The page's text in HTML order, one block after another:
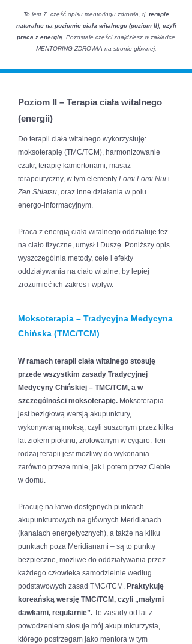
To jest 7. część opisu mentoringu zdrowia, tj. terapie
naturalne na poziomie ciała witalnego (poziom II), czyli
praca z energią
Pozostałe części znajdziesz w zakładce
MENTORING ZDROWIA na stronie głównej.
Poziom II – Terapia ciała witalnego
(energii)
Do terapii ciała witalnego wykorzystuję:
moksoterapię (TMC/TCM), harmonizowanie
czakr, terapię kamertonami, masaż
terapeutyczny, w tym elementy Lomi Lomi Nui i
Zen Shiatsu, oraz inne działania w polu
energo-informacyjnym.
Praca z energią ciała witalnego oddziałuje też
na ciało fizyczne, umysł i Duszę. Poniższy opis
wyszczególnia metody, cele i efekty
oddziaływania na ciało witalne, by lepiej
zrozumieć ich zakres i wpływ.
Moksoterapia – Tradycyjna Medycyna
Chińska (TMC/TCM)
W ramach terapii ciała witalnego stosuję
przede wszystkim zasady Tradycyjnej
Medycyny Chińskiej – TMC/TCM, a w
szczególności moksoterapię. Moksoterapia
jest bezigłową wersją akupunktury,
wykonywaną moksą, czyli suszonym przez kilka
lat ziołem piołunu, zrolowanym w cygaro. Ten
rodzaj terapii jest możliwy do wykonania
zarówno przeze mnie, jak i potem przez Ciebie
w domu.
Pracuję na łatwo dostępnych punktach
akupunkturowych na głównych Meridianach
(kanałach energetycznych), a także na kilku
punktach poza Meridianami – są to punkty
bezpieczne, możliwe do oddziaływania przez
każdego człowieka samodzielnie według
podstawowych zasad TMC/TCM. Praktykuję
koreańską wersję TMC/TCM, czyli „małymi
dawkami, regularnie”. Te zasady od lat z
powodzeniem stosuje mój akupunkturzysta,
którego postrzegam jako mentora w tym